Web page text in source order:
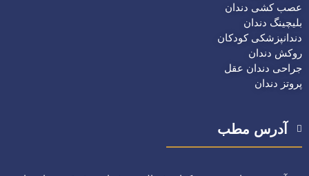
عصب کشی دندان
بلیچینگ دندان
دندانپزشکی کودکان
روکش دندان
جراحی دندان عقل
پروتز دندان
آدرس مطب